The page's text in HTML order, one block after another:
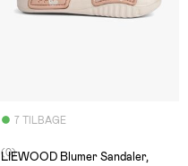
7 TILBAGE
(0)
LIEWOOD Blumer Sandaler,